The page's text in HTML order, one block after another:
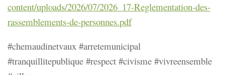
content/uploads/2026/07/2026_17-Reglementation-des-
rassemblements-de-personnes.pdf
#chemaudinetvaux #arretemunicipal
#tranquillitepublique #respect #civisme #vivreensemble